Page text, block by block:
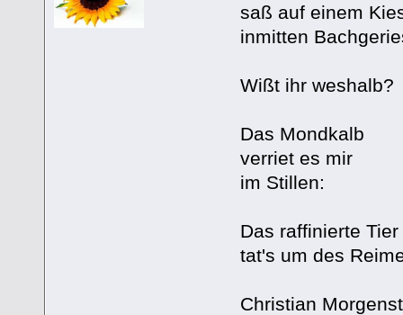
saß auf einem
inmitten
Wißt ihr weshalb?
Das Mondkalb
verriet es mir
im Stillen:
Das raffinierte Tier
tat's um des
Christian